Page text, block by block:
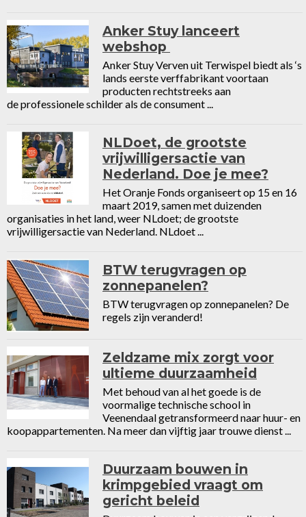
Anker Stuy lanceert
webshop
Anker Stuy Verven uit Terwispel biedt als ‘s
lands eerste verffabrikant voortaan
producten rechtstreeks aan
de professionele schilder als de consument ...
NLDoet, de grootste
vrijwilligersactie van
Nederland. Doe je mee?
Het Oranje Fonds organiseert op 15 en 16
maart 2019, samen met duizenden
organisaties in het land, weer NLdoet; de grootste
vrijwilligersactie van Nederland. NLdoet ...
BTW terugvragen op
zonnepanelen?
BTW terugvragen op zonnepanelen? De
regels zijn veranderd!
Zeldzame mix zorgt voor
ultieme duurzaamheid
Met behoud van al het goede is de
voormalige technische school in
Veenendaal getransformeerd naar huur- en
koopappartementen. Na meer dan vijftig jaar trouwe dienst ...
Duurzaam bouwen in
krimpgebied vraagt om
gericht beleid